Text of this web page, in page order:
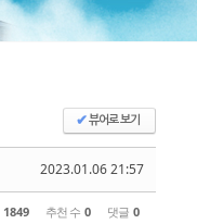
✔뷰어로 보기
2023.01.06 21:57
1849 추천 수 0 댓글 0